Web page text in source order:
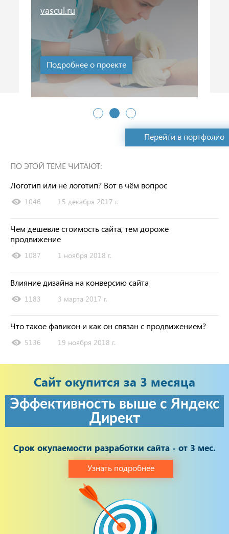
vascul.ru
Подробнее о проекте
Перейти в портфолио
ПО ЭТОЙ ТЕМЕ ЧИТАЮТ:
Логотип или не логотип? Вот в чём вопрос
1046 15 декабря 2017 г.
Чем дешевле стоимость сайта, тем дороже
продвижение
1087 1 ноября 2018 г.
Влияние дизайна на конверсию сайта
1183 3 марта 2017 г.
Что такое фавикон и как он связан с продвижением?
5136 19 ноября 2018 г.
Сайт окупится за 3 месяца
Эффективность выше с Яндекс
Директ
Срок окупаемости разработки сайта - от 3 мес.
Узнать подробнее